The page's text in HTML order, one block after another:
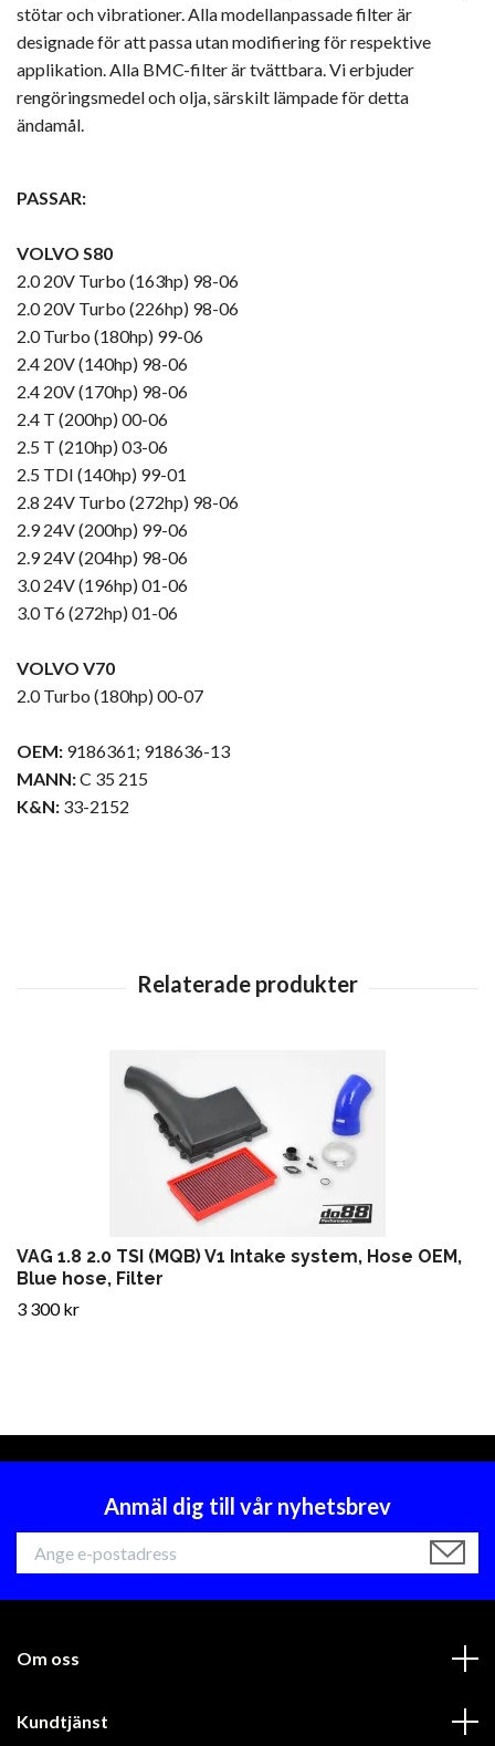
stötar och vibrationer. Alla modellanpassade filter är
designade för att passa utan modifiering för respektive
applikation. Alla BMC-filter är tvättbara. Vi erbjuder
rengöringsmedel och olja, särskilt lämpade för detta
ändamål.
PASSAR:
VOLVO S80
2.0 20V Turbo (163hp) 98-06
2.0 20V Turbo (226hp) 98-06
2.0 Turbo (180hp) 99-06
2.4 20V (140hp) 98-06
2.4 20V (170hp) 98-06
2.4 T (200hp) 00-06
2.5 T (210hp) 03-06
2.5 TDI (140hp) 99-01
2.8 24V Turbo (272hp) 98-06
2.9 24V (200hp) 99-06
2.9 24V (204hp) 98-06
3.0 24V (196hp) 01-06
3.0 T6 (272hp) 01-06
VOLVO V70
2.0 Turbo (180hp) 00-07
OEM: 9186361; 918636-13
MANN:C 35 215
K&N: 33-2152
VAG 1.8 2.0 TSI (MQB) V1 Intake system, Hose OEM,
Blue hose, Filter
3 300 kr
Anmäl dig till vår nyhetsbrev
Om oss
Kundtjänst